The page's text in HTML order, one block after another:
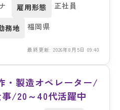
雇用形態 正社員
務地 福岡県
最終更新: 2026年8月5日 09:40
・製造オペレーター/
/20～40代活躍中